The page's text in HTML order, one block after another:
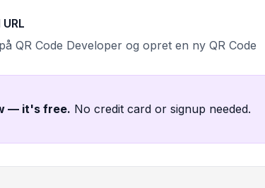
QR Code Developer og opret en ny QR Code
— it's free. No credit card or signup needed.